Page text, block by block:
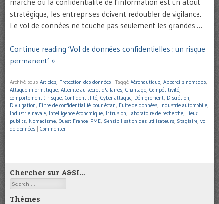
stratégique, les entreprises doivent redoubler de vigilance.
Le vol de données ne touche pas seulement les grandes …
Continue reading ‘Vol de données confidentielles : un risque
permanent’ »
Archivé sous Articles, Protection des données Taggé Aéronautique, Appareils nomades,
Attaque informatique, Atteinte au secret d'affaires, Chantage, Compétitivité,
comportement à risque, Confidentialité, Cyber-attaque, Dénigrement, Discrétion,
Divulgation, Filtre de confidentialité pour écran, Fuite de données, Industrie automobile,
Industrie navale, Intelligence économique, Intrusion, Laboratoire de recherche, Lieux
publics, Nomadisme, Ouest France, PME, Sensibilisation des utilisateurs, Stagiaire, vol
de données
Commenter
Chercher sur A&SI…
Search
Thèmes